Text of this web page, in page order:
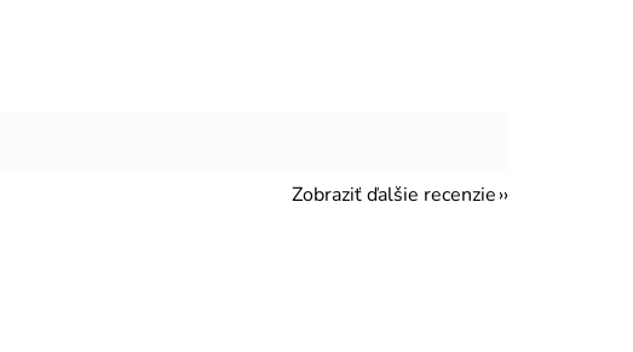
Zobraziť ďalšie recenzie